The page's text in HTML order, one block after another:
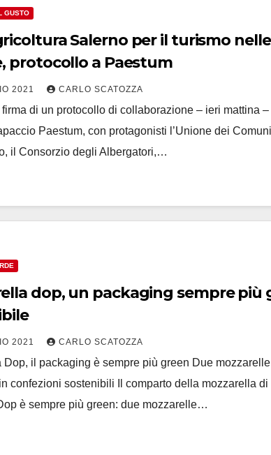
GUSTO
Salerno per il turismo
protocollo a Paestum
2021 CARLO SCATOZZA
firma di un protocollo di collaborazione – ieri mattina
Paestum, con protagonisti l’Unione dei
il Consorzio degli Albergatori,…
dop, un packaging sempre più
2021 CARLO SCATOZZA
Dop, il packaging è sempre più green Due
confezioni sostenibili Il comparto della mozzarella di
è sempre più green: due mozzarelle…